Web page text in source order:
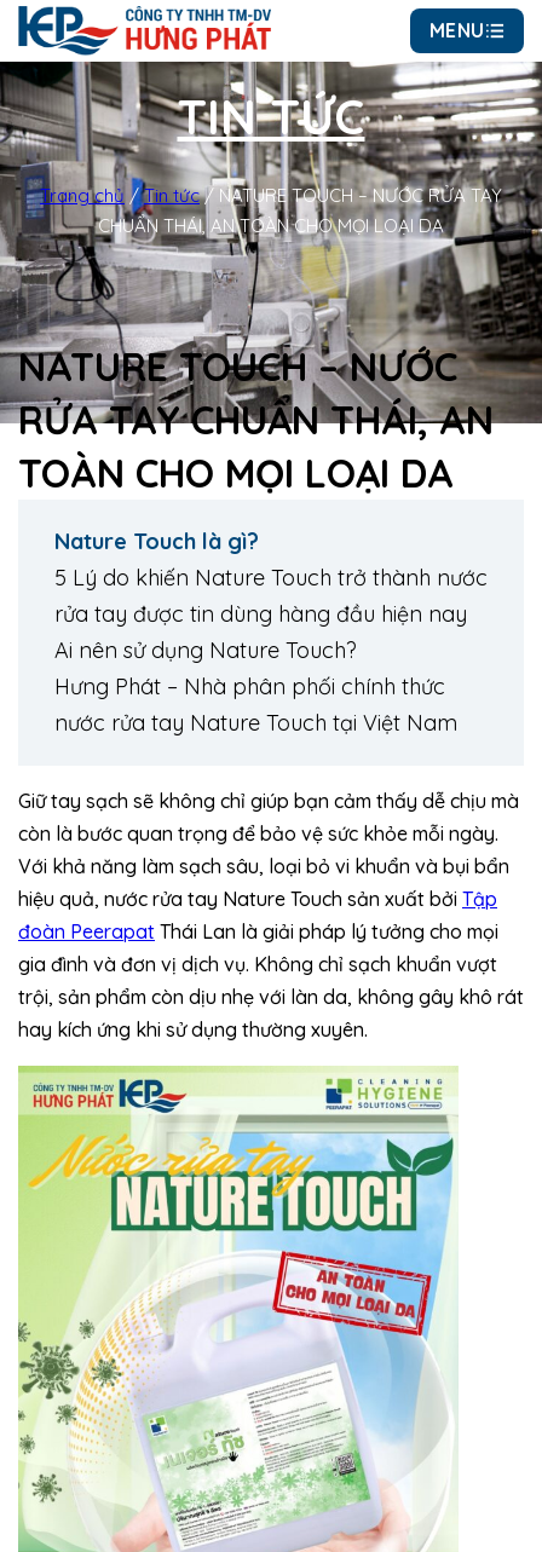
MENU
TIN TỨC
Trang chủ /Tin tức/ NATURE TOUCH – NƯỚC RỬA TAY
CHUẨN THÁI, AN TOÀN CHO MỌI LOẠI DA
NATURE TOUCH – NƯỚC
RỬA TAY CHUẨN THÁI, AN
TOÀN CHO MỌI LOẠI DA
Nature Touch là gì?
5 Lý do khiến Nature Touch trở thành nước
rửa tay được tin dùng hàng đầu hiện nay
Ai nên sử dụng Nature Touch?
Hưng Phát – Nhà phân phối chính thức
nước rửa tay Nature Touch tại Việt Nam
Giữ tay sạch sẽ không chỉ giúp bạn cảm thấy dễ chịu mà
còn là bước quan trọng để bảo vệ sức khỏe mỗi ngày.
Với khả năng làm sạch sâu, loại bỏ vi khuẩn và bụi bẩn
hiệu quả, nước rửa tay Nature Touch sản xuất bởi Tập
đoàn Peerapat Thái Lan là giải pháp lý tưởng cho mọi
gia đình và đơn vị dịch vụ. Không chỉ sạch khuẩn vượt
trội, sản phẩm còn dịu nhẹ với làn da, không gây khô rát
hay kích ứng khi sử dụng thường xuyên.